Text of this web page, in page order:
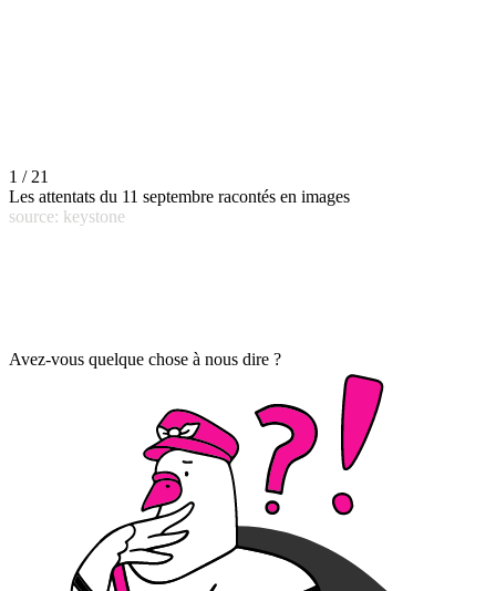
1 / 21
Les attentats du 11 septembre racontés en images
source: keystone
Avez-vous quelque chose à nous dire ?